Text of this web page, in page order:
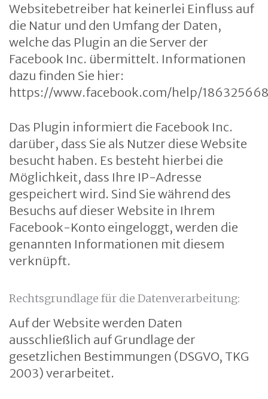
Websitebetreiber hat keinerlei Einfluss auf
die Natur und den Umfang der Daten,
welche das Plugin an die Server der
Facebook Inc. übermittelt. Informationen
dazu finden Sie hier:
https://www.facebook.com/help/
Das Plugin informiert die Facebook Inc.
darüber, dass Sie als Nutzer diese Website
besucht haben. Es besteht hierbei die
Möglichkeit, dass Ihre IP-Adresse
gespeichert wird. Sind Sie während des
Besuchs auf dieser Website in Ihrem
Facebook-Konto eingeloggt, werden die
genannten Informationen mit diesem
verknüpft.
Rechtsgrundlage für die Datenverarbeitung:
Auf der Website werden Daten
ausschließlich auf Grundlage der
gesetzlichen Bestimmungen (DSGVO, TKG
2003) verarbeitet.